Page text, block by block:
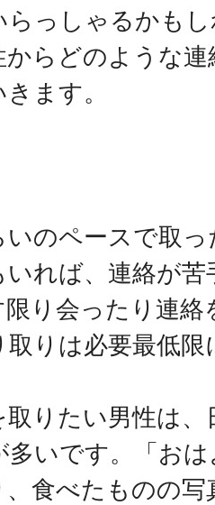
らっしゃるかも
からどのような
ます。
のペースで取
れば、連絡が
り会ったり連
取りは必要最低
りたい男性は、
多いです。「お
食べたものの写